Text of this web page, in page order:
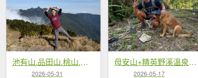
池有山.品田山.桃山.喀拉業山【武陵四秀 最硬的是…】
2026-05-31
母安山+精英野溪溫泉【最佳的狀態值得再來一次】
2026-05-17